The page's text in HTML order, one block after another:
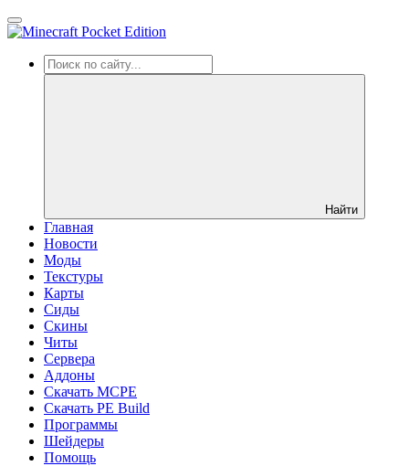
Найти
Главная
Новости
Моды
Текстуры
Карты
Сиды
Cкины
Читы
Сервера
Аддоны
Скачать MCPE
Скачать PE Build
Программы
Шейдеры
Помощь